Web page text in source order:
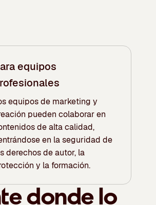
equipos
equipos de marketing y
pueden colaborar en
de alta calidad,
en la seguridad de
derechos de autor, la
y la formación.
donde lo